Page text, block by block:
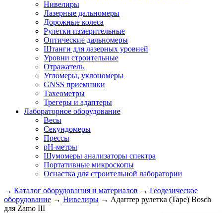
Нивелиры
Лазерные дальномеры
Дорожные колеса
Рулетки измерительные
Оптические дальномеры
Штанги для лазерных уровней
Уровни строительные
Отражатель
Угломеры, уклономеры
GNSS приемники
Тахеометры
Трегеры и адаптеры
Лабораторное оборудование
Весы
Секундомеры
Прессы
pH-метры
Шумомеры анализаторы спектра
Портативные микроскопы
Оснастка для строительной лаборатории
→ Каталог оборудования и материалов → Геодезическое
оборудование → Нивелиры → Адаптер рулетка (Tape) Bosch
для Zamo III